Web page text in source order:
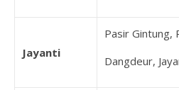
Jayanti
Pasir Gintung,
Dangdeur,